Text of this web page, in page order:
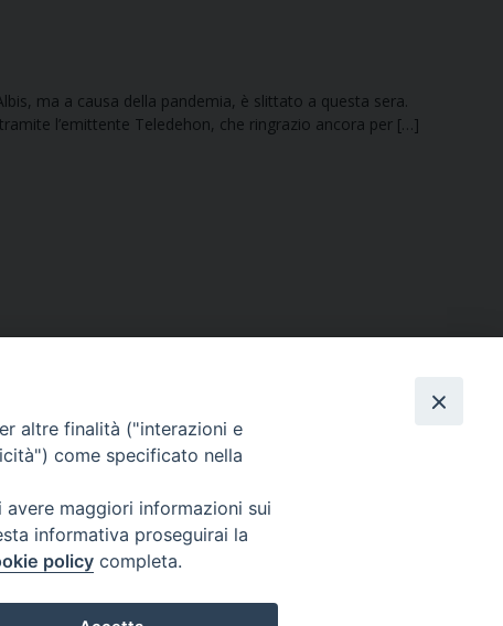
ma a causa della pandemia, è slittato a questa sera.
l’emittente Teledehon, che ringrazio ancora per […]
SEGUICI SU
Facebook
Instagram
X YouTube
altre finalità ("interazioni e
come specificato nella
maggiori informazioni sui
informativa proseguirai la
policy completa.